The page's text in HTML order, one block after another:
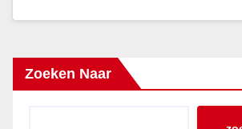
Zoeken Naar